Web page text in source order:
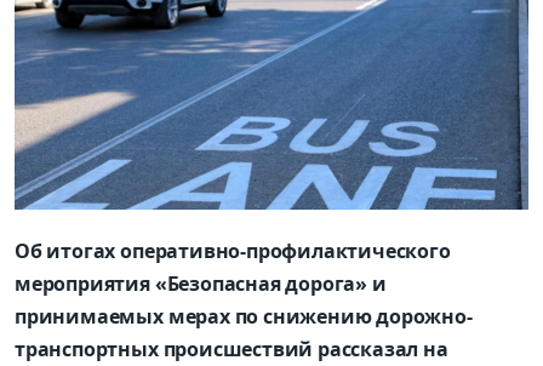
Об итогах оперативно-профилактического
мероприятия «Безопасная дорога» и
принимаемых мерах по снижению дорожно-
транспортных происшествий рассказал на